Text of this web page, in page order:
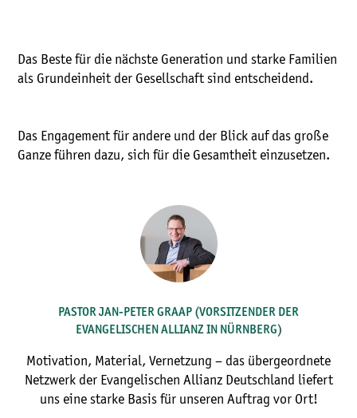
Das Beste für die nächste Generation und starke Familien
als Grundeinheit der Gesellschaft sind entscheidend.
Das Engagement für andere und der Blick auf das große
Ganze führen dazu, sich für die Gesamtheit einzusetzen.
PASTOR JAN-PETER GRAAP (VORSITZENDER DER
EVANGELISCHEN ALLIANZ IN NÜRNBERG)
Motivation, Material, Vernetzung – das übergeordnete
Netzwerk der Evangelischen Allianz Deutschland liefert
uns eine starke Basis für unseren Auftrag vor Ort!